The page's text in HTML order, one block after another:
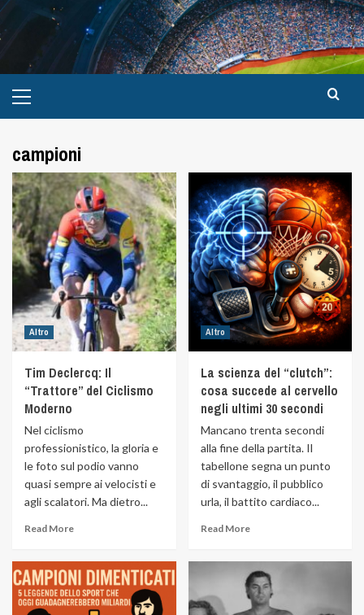
campioni
Altro
Tim Declercq: Il
“Trattore” del Ciclismo
Moderno
Nel ciclismo
professionistico, la gloria e
le foto sul podio vanno
quasi sempre ai velocisti e
agli scalatori. Ma dietro...
Read More
Altro
La scienza del “clutch”:
cosa succede al cervello
negli ultimi 30 secondi
Mancano trenta secondi
alla fine della partita. Il
tabellone segna un punto
di svantaggio, il pubblico
urla, il battito cardiaco...
Read More